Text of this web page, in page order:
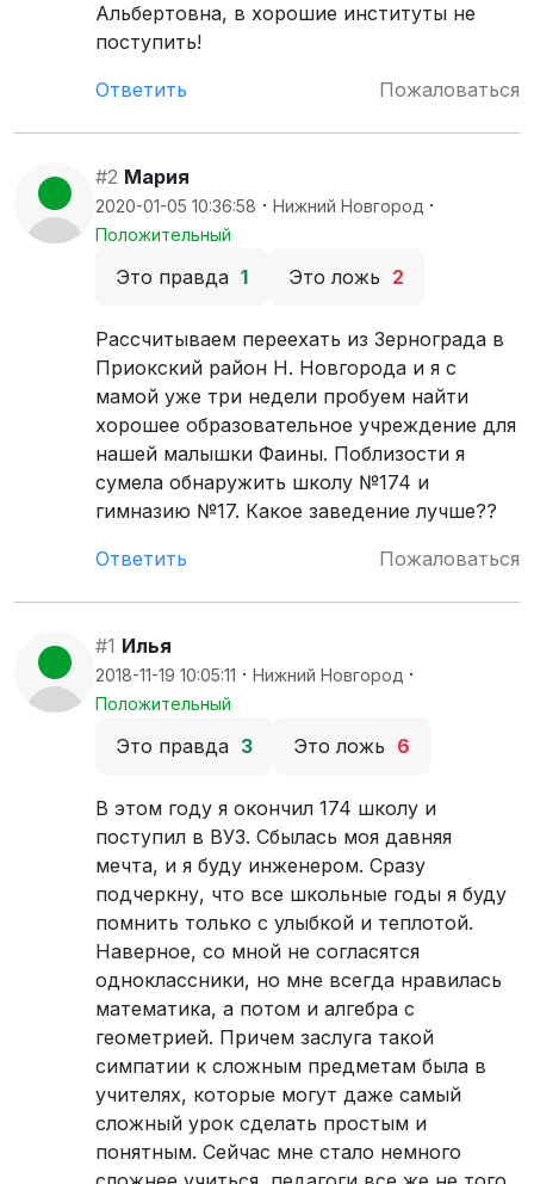
Альбертовна, в хорошие институты не
поступить!
Ответить
Пожаловаться
#2 Мария
2020-01-05 10:36:58 · Нижний Новгород ·
Положительный
Это правда 1 Это ложь 2
Рассчитываем переехать из Зернограда в
Приокский район Н. Новгорода и я с
мамой уже три недели пробуем найти
хорошее образовательное учреждение для
нашей малышки Фаины. Поблизости я
сумела обнаружить школу №174 и
гимназию №17. Какое заведение лучше??
Ответить
Пожаловаться
#1 Илья
2018-11-19 10:05:11 · Нижний Новгород ·
Положительный
Это правда 3 Это ложь 6
В этом году я окончил 174 школу и
поступил в ВУЗ. Сбылась моя давняя
мечта, и я буду инженером. Сразу
подчеркну, что все школьные годы я буду
помнить только с улыбкой и теплотой.
Наверное, со мной не согласятся
одноклассники, но мне всегда нравилась
математика, а потом и алгебра с
геометрией. Причем заслуга такой
симпатии к сложным предметам была в
учителях, которые могут даже самый
сложный урок сделать простым и
понятным. Сейчас мне стало немного